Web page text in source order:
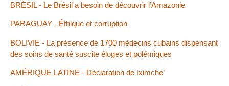
BRÉSIL - Le Brésil a besoin de découvrir l’Amazonie
PARAGUAY - Éthique et corruption
BOLIVIE - La présence de 1700 médecins cubains dispensant
des soins de santé suscite éloges et polémiques
AMÉRIQUE LATINE - Déclaration de Iximche’